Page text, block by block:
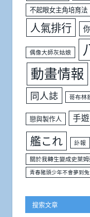
不起眼女主角培育法
人氣排行
偶像大師灰姑娘
動畫情報
同人誌 哥布林
戀與製作人 手遊
艦これ 訃報
關於我轉生變成史萊
青春豬頭少年不會夢到
搜索文章